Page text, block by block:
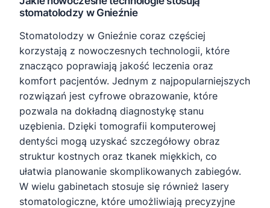
stomatolodzy w Gnieźnie
Stomatolodzy w Gnieźnie coraz częściej
korzystają z nowoczesnych technologii, które
znacząco poprawiają jakość leczenia oraz
komfort pacjentów. Jednym z najpopularniejszych
rozwiązań jest cyfrowe obrazowanie, które
pozwala na dokładną diagnostykę stanu
uzębienia. Dzięki tomografii komputerowej
dentyści mogą uzyskać szczegółowy obraz
struktur kostnych oraz tkanek miękkich, co
ułatwia planowanie skomplikowanych zabiegów.
W wielu gabinetach stosuje się również lasery
stomatologiczne, które umożliwiają precyzyjne